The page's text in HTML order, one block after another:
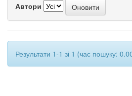
Автори
Результати 1-1 зі 1 (час пошуку: